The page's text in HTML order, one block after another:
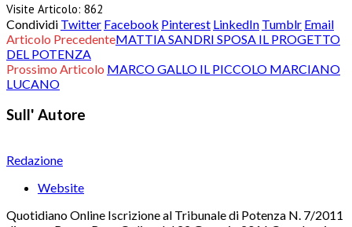
Visite Articolo: 862
Condividi Twitter Facebook Pinterest LinkedIn Tumblr Email
Articolo PrecedenteMATTIA SANDRI SPOSA IL PROGETTO
DEL POTENZA
Prossimo Articolo MARCO GALLO IL PICCOLO MARCIANO
LUCANO
Sull' Autore
Redazione
Website
Quotidiano Online Iscrizione al Tribunale di Potenza N. 7/2011